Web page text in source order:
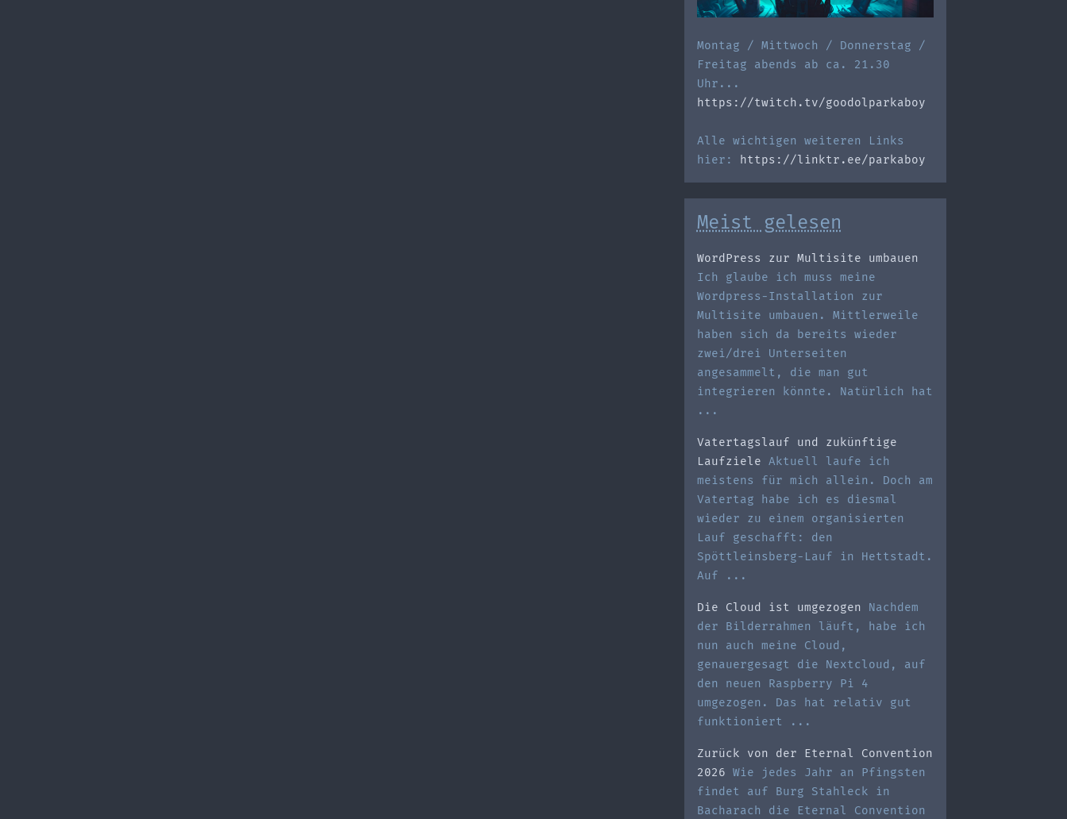
Montag / Mittwoch / Donnerstag /
Freitag abends ab ca. 21.30
Uhr...
https://twitch.tv/goodolparkaboy
Alle wichtigen weiteren Links
hier:
https://linktr.ee/parkaboy
Meist gelesen
WordPress zur Multisite umbauen
Ich glaube ich muss meine
Wordpress-Installation zur
Multisite umbauen. Mittlerweile
haben sich da bereits wieder
zwei/drei Unterseiten
angesammelt, die man gut
integrieren könnte. Natürlich hat
...
Vatertagslauf und zukünftige
Laufziele Aktuell laufe ich
meistens für mich allein. Doch am
Vatertag habe ich es diesmal
wieder zu einem organisierten
Lauf geschafft: den
Spöttleinsberg-Lauf in Hettstadt.
Auf ...
Die Cloud ist umgezogen
Nachdem
der Bilderrahmen läuft, habe ich
nun auch meine Cloud,
genauergesagt die Nextcloud, auf
den neuen Raspberry Pi 4
umgezogen. Das hat relativ gut
funktioniert ...
Zurück von der Eternal Convention
2026 Wie jedes Jahr an Pfingsten
findet auf Burg Stahleck in
Bacharach die Eternal Convention